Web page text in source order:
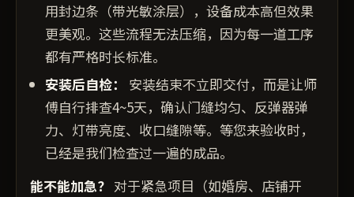
用封边条（带光敏涂层），设备成本高但效果
更美观。这些流程无法压缩，因为每一道工序
都有严格时长标准。
安装后自检：
安装结束不立即交付，而是让师
傅自行排查4~5天，确认门缝均匀、反弹器弹
力、灯带亮度、收口缝隙等。等您来验收时，
已经是我们检查过一遍的成品。
能不能加急？ 对于紧急项目（如婚房、店铺开